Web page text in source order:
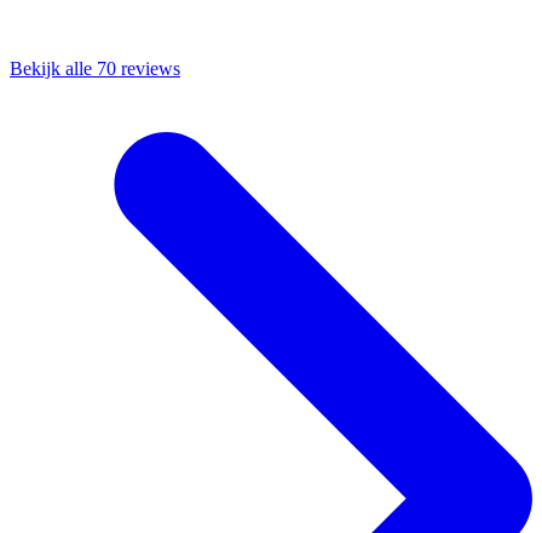
Bekijk alle 70 reviews